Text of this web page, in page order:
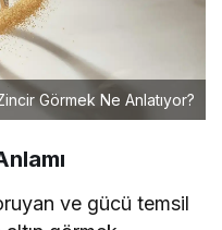
Görmek Ne Anlatıyor?
ve gücü temsil